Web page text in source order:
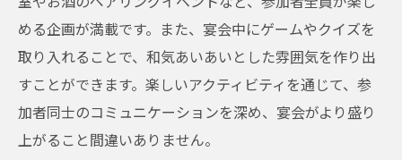
める企画が満載です。また、宴会中にゲームやクイズを
取り入れることで、和気あいあいとした雰囲気を作り出
すことができます。楽しいアクティビティを通じて、参
加者同士のコミュニケーションを深め、宴会がより盛り
上がること間違いありません。